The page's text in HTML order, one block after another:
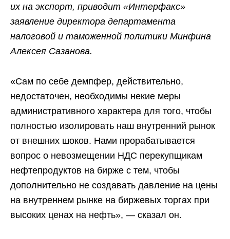
их на экспорт, приводит «Интерфакс»
заявление директора департамента
налоговой и таможенной политики Минфина
Алексея Сазанова.
«Сам по себе демпфер, действительно,
недостаточен, необходимы некие меры
административного характера для того, чтобы
полностью изолировать наш внутренний рынок
от внешних шоков. Нами прорабатывается
вопрос о невозмещении НДС перекупщикам
нефтепродуктов на бирже с тем, чтобы
дополнительно не создавать давление на цены
на внутреннем рынке на биржевых торгах при
высоких ценах на нефть», — сказал он.